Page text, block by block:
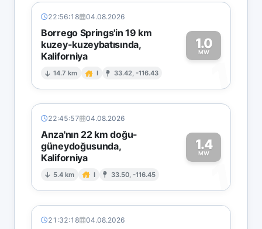
22:56:18 04.08.2026
Borrego Springs'in 19 km
kuzey-kuzeybatısında,
Kaliforniya
14.7 km I 33.42, -116.43
1.0
MW
1
22:45:57 04.08.2026
Anza'nın 22 km doğu-
güneydoğusunda,
Kaliforniya
5.4 km I 33.50, -116.45
1.4
MW
1
21:32:18 04.08.2026